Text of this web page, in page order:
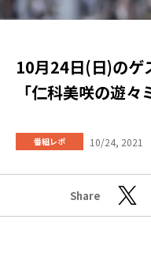
10月24日(日)のゲ
「仁科美咲の遊々
番組レポ 10/24, 2021
Share